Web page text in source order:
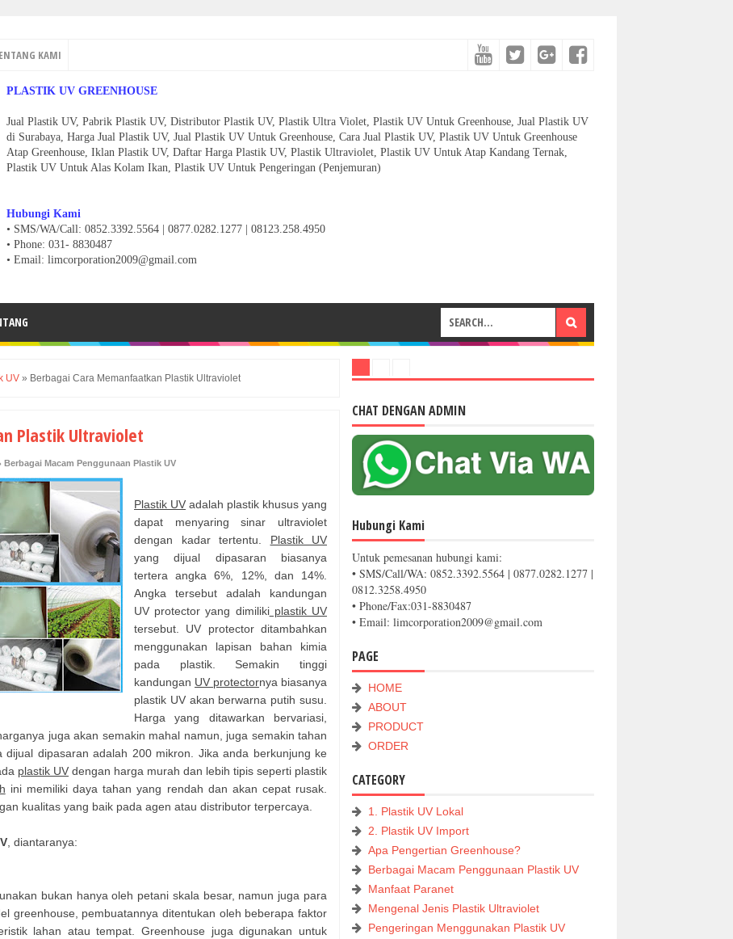
KAMI
PLASTIK UV GREENHOUSE
Jual Plastik UV, Pabrik Plastik UV, Distributor Plastik UV, Plastik Ultra Violet, Plastik UV Untuk Greenhouse, Jual Plastik UV
di Surabaya, Harga Jual Plastik UV, Jual Plastik UV Untuk Greenhouse, Cara Jual Plastik UV, Plastik UV Untuk Greenhouse
Atap Greenhouse, Iklan Plastik UV, Daftar Harga Plastik UV, Plastik Ultraviolet, Plastik UV Untuk Atap Kandang Ternak,
Plastik UV Untuk Alas Kolam Ikan, Plastik UV Untuk Pengeringan (Penjemuran)
Hubungi Kami
• SMS/WA/Call: 0852.3392.5564 | 0877.0282.1277 | 08123.258.4950
• Phone: 031- 8830487
• Email: limcorporation2009@gmail.com
UV » Berbagai Cara Memanfaatkan Plastik Ultraviolet
Plastik Ultraviolet
Berbagai Macam Penggunaan Plastik UV
Plastik UV adalah plastik khusus yang
dapat menyaring sinar ultraviolet
dengan kadar tertentu. Plastik UV
yang dijual dipasaran biasanya
tertera angka 6%, 12%, dan 14%.
Angka tersebut adalah kandungan
UV protector yang dimilikiplastik UV
tersebut. UV protector ditambahkan
menggunakan lapisan bahan kimia
pada plastik. Semakin tinggi
kandungan UV protectornya biasanya
plastik UV akan berwarna putih susu.
Harga yang ditawarkan bervariasi,
juga akan semakin mahal namun, juga semakin tahan
dipasaran adalah 200 mikron. Jika anda berkunjung ke
plastik UV dengan harga murah dan lebih tipis seperti plastik
ini memiliki daya tahan yang rendah dan akan cepat rusak.
kualitas yang baik pada agen atau distributor terpercaya.
, diantaranya:
bukan hanya oleh petani skala besar, namun juga para
greenhouse, pembuatannya ditentukan oleh beberapa faktor
lahan atau tempat. Greenhouse juga digunakan untuk
CHAT DENGAN ADMIN
Hubungi Kami
Untuk pemesanan hubungi kami:
• SMS/Call/WA: 0852.3392.5564 | 0877.0282.1277 |
0812.3258.4950
• Phone/Fax:031-8830487
• Email: limcorporation2009@gmail.com
PAGE
HOME
ABOUT
PRODUCT
ORDER
CATEGORY
1. Plastik UV Lokal
2. Plastik UV Import
Apa Pengertian Greenhouse?
Berbagai Macam Penggunaan Plastik UV
Manfaat Paranet
Mengenal Jenis Plastik Ultraviolet
Pengeringan Menggunakan Plastik UV